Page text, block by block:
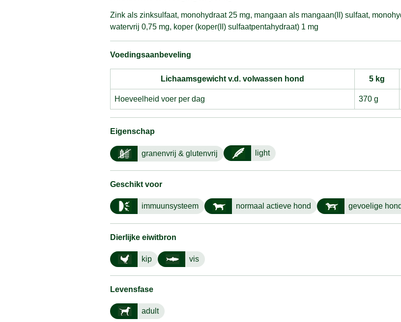
Zink als zinksulfaat, monohydraat 25 mg, mangaan als mangaan(II) sulfaat,
watervrij 0,75 mg, koper (koper(II) sulfaatpentahydraat) 1 mg
Voedingsaanbeveling
Lichaamsgewicht v.d. volwassen hond 5 kg
Hoeveelheid voer per dag 370 g
Eigenschap
granenvrij & glutenvrij light
Geschikt voor
immuunsysteem normaal actieve hond gevoelige hond
Dierlijke eiwitbron
kip vis
Levensfase
adult